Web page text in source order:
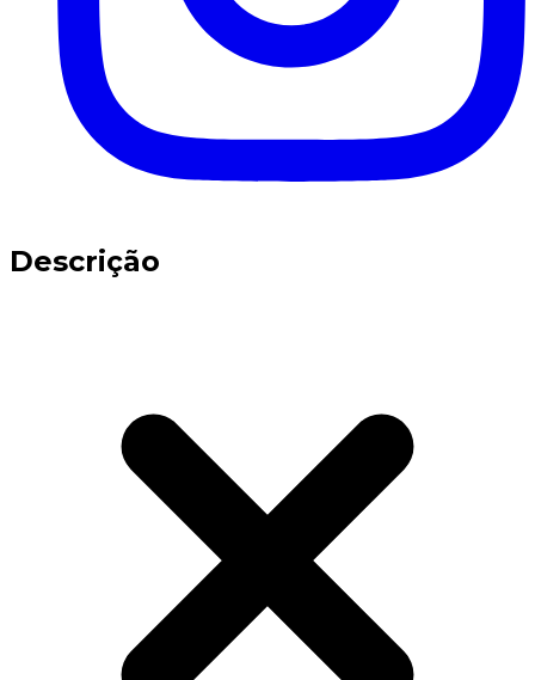
Descrição